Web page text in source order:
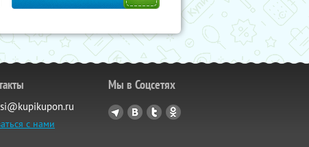
с нами
Мы в Соцсетях